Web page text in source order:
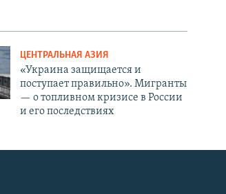
ЦЕНТРАЛЬНАЯ АЗИЯ
«Украина защищается и
поступает правильно». Мигранты
— о топливном кризисе в России
и его последствиях